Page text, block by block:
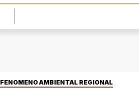
FENÓMENO AMBIENTAL REGIONAL